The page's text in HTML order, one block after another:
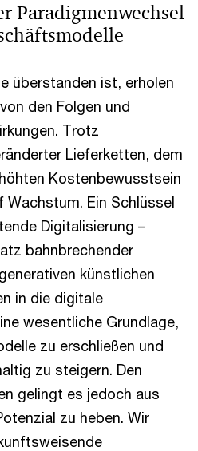
Paradigmenwechsel
überstanden ist, erholen
den Folgen und
Trotz
Lieferketten, dem
Kostenbewusstsein
Wachstum. Ein Schlüssel
Digitalisierung –
bahnbrechender
künstlichen
in die digitale
wesentliche Grundlage,
zu erschließen und
zu steigern. Den
gelingt es jedoch aus
zu heben. Wir